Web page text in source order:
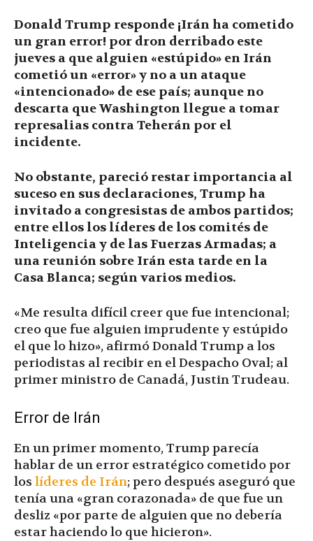
Hora
Donald Trump responde ¡Irán ha cometido
un gran error! por dron derribado este
jueves a que alguien «estúpido» en Irán
cometió un «error» y no a un ataque
«intencionado» de ese país; aunque no
descarta que Washington llegue a tomar
represalias contra Teherán por el
incidente.
No obstante, pareció restar importancia al
suceso en sus declaraciones, Trump ha
invitado a congresistas de ambos partidos;
entre ellos los líderes de los comités de
Inteligencia y de las Fuerzas Armadas; a
una reunión sobre Irán esta tarde en la
Casa Blanca; según varios medios.
«Me resulta difícil creer que fue intencional;
creo que fue alguien imprudente y estúpido
el que lo hizo», afirmó Donald Trump a los
periodistas al recibir en el Despacho Oval; al
primer ministro de Canadá, Justin Trudeau.
Error de Irán
En un primer momento, Trump parecía
hablar de un error estratégico cometido por
los líderes de Irán; pero después aseguró que
tenía una «gran corazonada» de que fue un
desliz «por parte de alguien que no debería
estar haciendo lo que hicieron».